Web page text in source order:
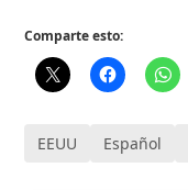
Comparte esto:
EEUU Español